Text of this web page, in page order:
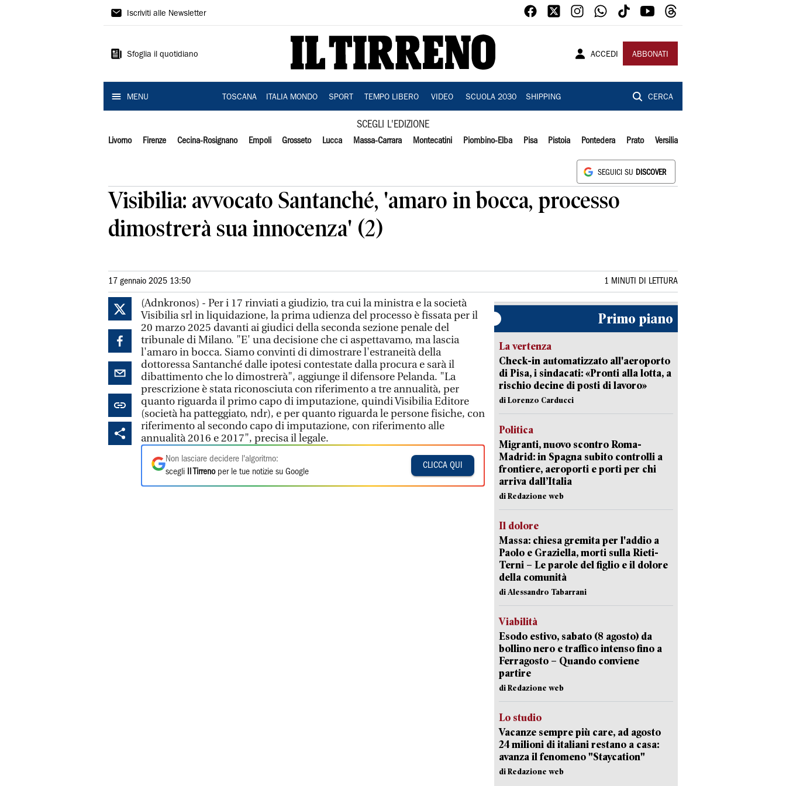
Il
Iscriviti alle Newsletter
Sfoglia il quotidiano ACCEDI ABBONATI
MENU TOSCANA ITALIA MONDO SPORT TEMPO LIBERO VIDEO SCUOLA 2030 SHIPPING CERCA
SCEGLI L'EDIZIONE
Livorno Firenze Cecina-Rosignano Empoli Grosseto Lucca Massa-Carrara Montecatini Piombino-Elba Pisa Pistoia Pontedera Prato Versilia
SEGUICI SU DISCOVER
Visibilia: avvocato Santanché, 'amaro in bocca, processo
dimostrerà sua innocenza' (2)
17 gennaio 2025 13:50 1 MINUTI DI LETTURA
(Adnkronos) - Per i 17 rinviati a giudizio, tra cui la ministra e la società
Visibilia srl in liquidazione, la prima udienza del processo è fissata per il
20 marzo 2025 davanti ai giudici della seconda sezione penale del
tribunale di Milano. "E' una decisione che ci aspettavamo, ma lascia
l'amaro in bocca. Siamo convinti di dimostrare l'estraneità della
dottoressa Santanché dalle ipotesi contestate dalla procura e sarà il
dibattimento che lo dimostrerà", aggiunge il difensore Pelanda. "La
prescrizione è stata riconosciuta con riferimento a tre annualità, per
quanto riguarda il primo capo di imputazione, quindi Visibilia Editore
(società ha patteggiato, ndr), e per quanto riguarda le persone fisiche, con
riferimento al secondo capo di imputazione, con riferimento alle
annualità 2016 e 2017", precisa il legale.
Non lasciare decidere l'algoritmo:
scegli
Il Tirrenoper le tue notizie su Google
CLICCA QUI
Primo piano
La vertenza
Check-in automatizzato all'aeroporto
di Pisa, i sindacati: «Pronti alla lotta, a
rischio decine di posti di lavoro»
di Lorenzo Carducci
Politica
Migranti, nuovo scontro Roma-
Madrid: in Spagna subito controlli a
frontiere, aeroporti e porti per chi
arriva dall’Italia
di Redazione web
Il dolore
Massa: chiesa gremita per l'addio a
Paolo e Graziella, morti sulla Rieti-
Terni – Le parole del figlio e il dolore
della comunità
di Alessandro Tabarrani
Viabilità
Esodo estivo, sabato (8 agosto) da
bollino nero e traffico intenso fino a
Ferragosto – Quando conviene
partire
di Redazione web
Lo studio
Vacanze sempre più care, ad agosto
24 milioni di italiani restano a casa:
avanza il fenomeno "Staycation"
di Redazione web